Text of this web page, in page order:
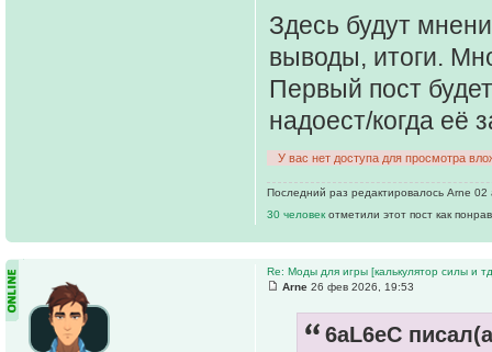
Здесь будут
выводы, итоги.
Первый пост
надоест/когда её
У вас нет доступа для просмотра
Последний раз редактировалось Arne 02
30 человек отметили этот пост как
Re: Моды для игры [калькулятор силы и
Arne 26 фев 2026, 19:53
6aL6eC